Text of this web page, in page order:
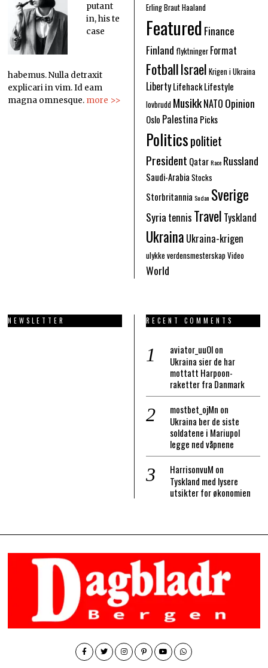
putant
in, his te
case
habemus. Nulla detraxit
explicari in vim. Id eam
magna omnesque. more >>
Erling Braut Haaland
FeaturedFinance
Finland flyktninger Format
FotballIsrael Krigen i Ukraina
LibertyLifehackLifestyle
lovbrudd MusikkNATO Opinion
Oslo Palestina Picks
Politicspolitiet
President QatarRace Russland
Saudi-Arabia Stocks
Storbritannia Sudan Sverige
Syria tennis Travel Tyskland
Ukraina Ukraina-krigen
ulykke verdensmesterskapVideo
World
NEWSLETTER RECENT COMMENTS
aviator_uuOlon
Ukraina sier de har
mottatt Harpoon-
raketter fra Danmark
mostbet_ojMn on
Ukraina ber de siste
soldatene i Mariupol
legge ned våpnene
HarrisonvuM on
Tyskland med lysere
utsikter for økonomien